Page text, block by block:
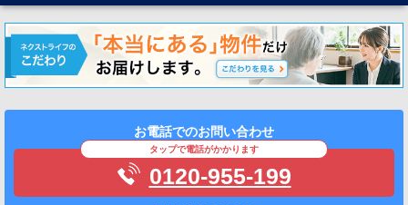
お電話でのお問い合わせ
タップで電話がかかります
0120-955-199